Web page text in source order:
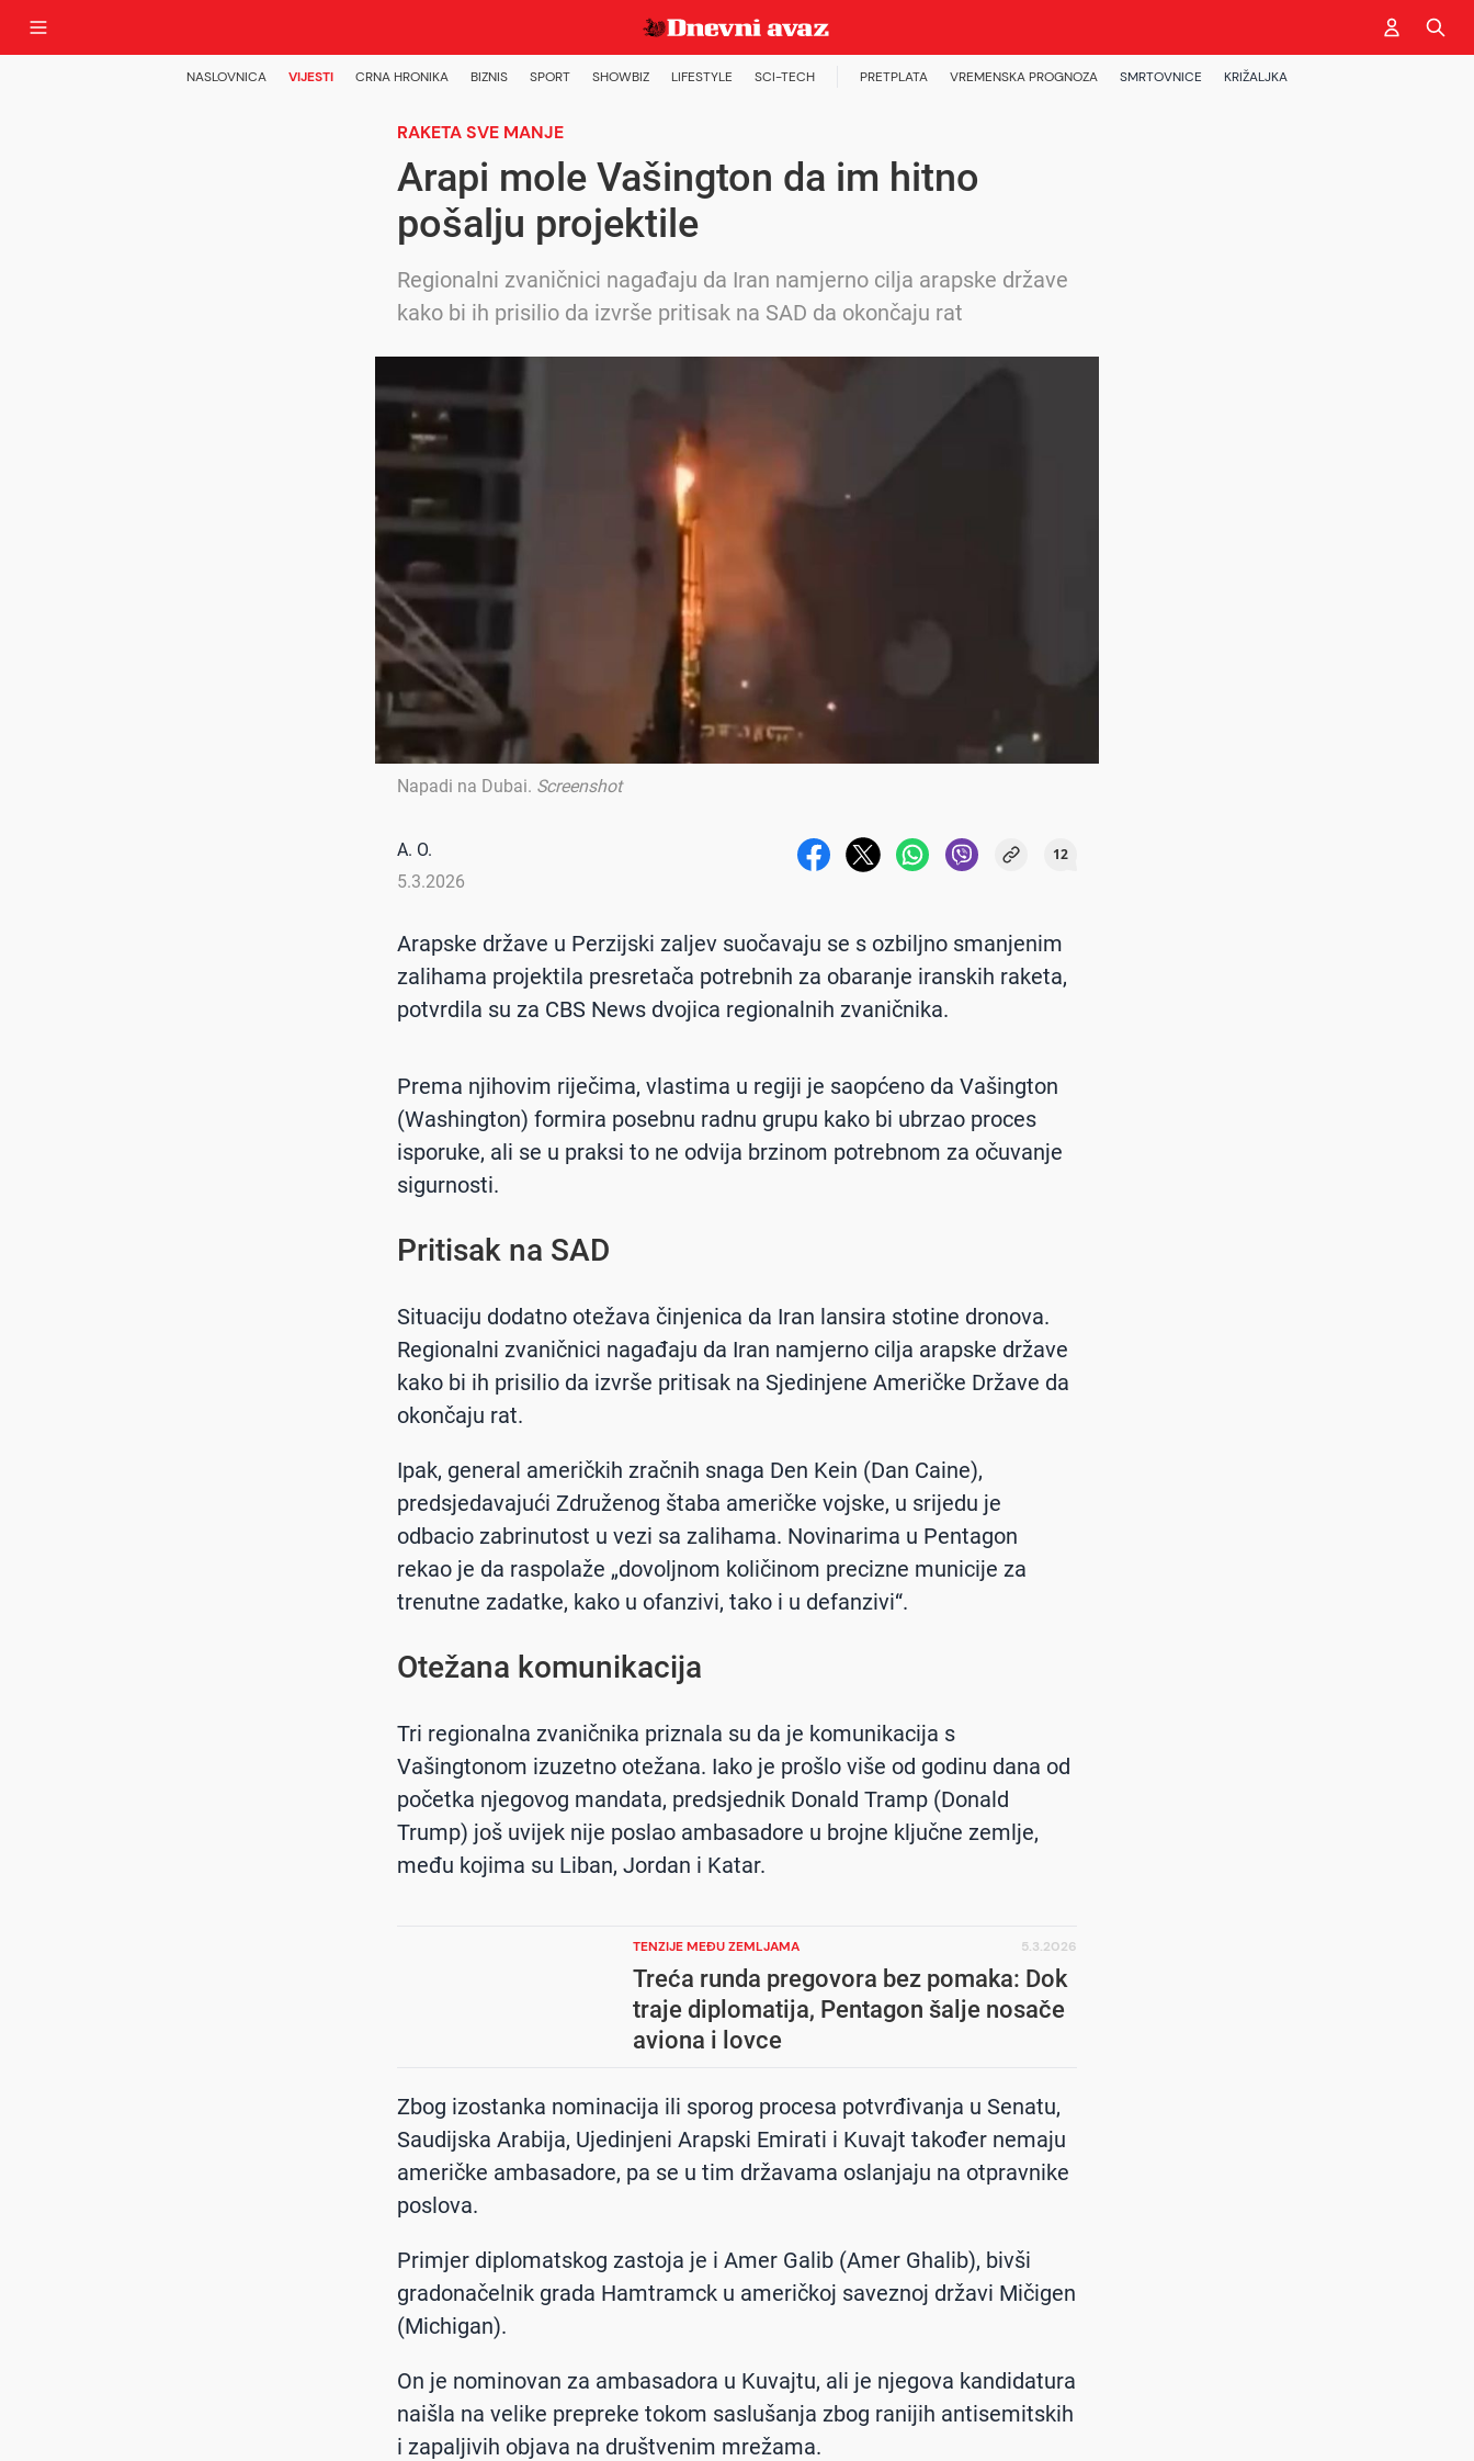
NASLOVNICA VIJESTI CRNA HRONIKA BIZNIS SPORT SHOWBIZ LIFESTYLE SCI-TECH PRETPLATA VREMENSKA PROGNOZA SMRTOVNICE KRIŽALJKA
RAKETA SVE MANJE
Arapi mole Vašington da im hitno
pošalju projektile
Regionalni zvaničnici nagađaju da Iran namjerno cilja arapske države
kako bi ih prisilio da izvrše pritisak na SAD da okončaju rat
Napadi na Dubai. Screenshot
A. O.
5.3.2026
12
Arapske države u Perzijski zaljev suočavaju se s ozbiljno smanjenim
zalihama projektila presretača potrebnih za obaranje iranskih raketa,
potvrdila su za CBS News dvojica regionalnih zvaničnika.
Prema njihovim riječima, vlastima u regiji je saopćeno da Vašington
(Washington) formira posebnu radnu grupu kako bi ubrzao proces
isporuke, ali se u praksi to ne odvija brzinom potrebnom za očuvanje
sigurnosti.
Pritisak na SAD
Situaciju dodatno otežava činjenica da Iran lansira stotine dronova.
Regionalni zvaničnici nagađaju da Iran namjerno cilja arapske države
kako bi ih prisilio da izvrše pritisak na Sjedinjene Američke Države da
okončaju rat.
Ipak, general američkih zračnih snaga Den Kein (Dan Caine),
predsjedavajući Združenog štaba američke vojske, u srijedu je
odbacio zabrinutost u vezi sa zalihama. Novinarima u Pentagon
rekao je da raspolaže „dovoljnom količinom precizne municije za
trenutne zadatke, kako u ofanzivi, tako i u defanzivi“.
Otežana komunikacija
Tri regionalna zvaničnika priznala su da je komunikacija s
Vašingtonom izuzetno otežana. Iako je prošlo više od godinu dana od
početka njegovog mandata, predsjednik Donald Tramp (Donald
Trump) još uvijek nije poslao ambasadore u brojne ključne zemlje,
među kojima su Liban, Jordan i Katar.
TENZIJE MEĐU ZEMLJAMA 5.3.2026
Treća runda pregovora bez pomaka: Dok
traje diplomatija, Pentagon šalje nosače
aviona i lovce
Zbog izostanka nominacija ili sporog procesa potvrđivanja u Senatu,
Saudijska Arabija, Ujedinjeni Arapski Emirati i Kuvajt također nemaju
američke ambasadore, pa se u tim državama oslanjaju na otpravnike
poslova.
Primjer diplomatskog zastoja je i Amer Galib (Amer Ghalib), bivši
gradonačelnik grada Hamtramck u američkoj saveznoj državi Mičigen
(Michigan).
On je nominovan za ambasadora u Kuvajtu, ali je njegova kandidatura
naišla na velike prepreke tokom saslušanja zbog ranijih antisemitskih
i zapaljivih objava na društvenim mrežama.